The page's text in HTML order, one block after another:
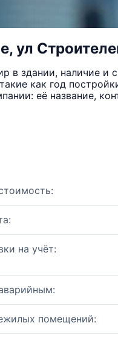
ул
здании, наличие и
как год
её название,
на учёт:
помещений: